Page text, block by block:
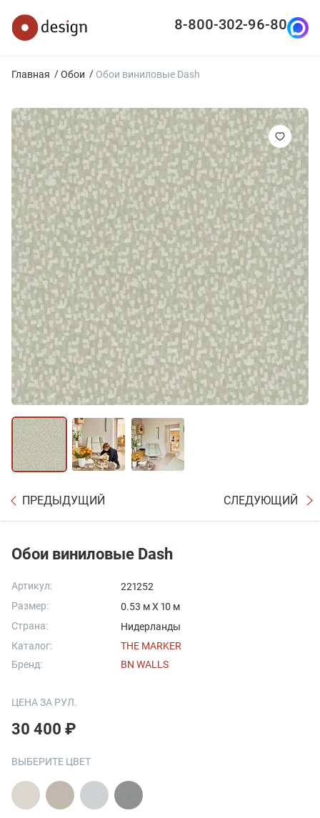
8-800-302-96-80
Главная Обои Обои виниловые Dash
ПРЕДЫДУЩИЙ СЛЕДУЮЩИЙ
Обои виниловые Dash
Артикул:
221252
Размер:
0.53 м X 10 м
Страна:
Нидерланды
Каталог:
THE MARKER
Бренд:
BN WALLS
ЦЕНА ЗА РУЛ.
30 400 ₽
ВЫБЕРИТЕ ЦВЕТ